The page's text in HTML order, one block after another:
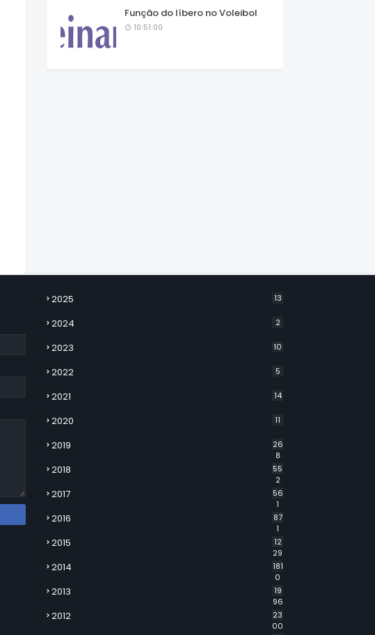
Função do líbero no Voleibol
10:51:00
2025 13
2024 2
2023 10
2022 5
2021 14
2020 11
2019
26
8
2018
55
2
2017
56
1
2016
87
1
2015
12
29
2014
181
0
2013
19
96
2012
23
00